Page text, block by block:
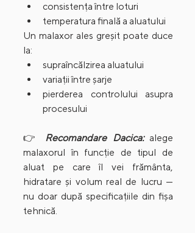
consistența între loturi
temperatura finală a aluatului
Un malaxor ales greșit poate duce
la:
supraîncălzirea aluatului
variații între șarje
pierderea controlului asupra
procesului
👉 Recomandare Dacica: alege
malaxorul în funcție de tipul de
aluat pe care îl vei frământa,
hidratare și volum real de lucru —
nu doar după specificațiile din fișa
tehnică.